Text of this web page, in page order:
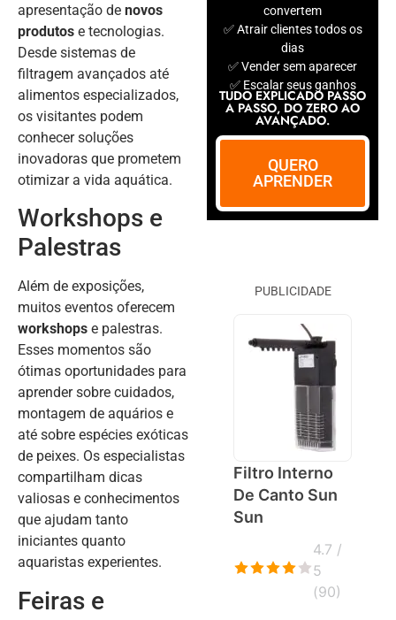
apresentação de novos
produtos e tecnologias.
Desde sistemas de
filtragem avançados até
alimentos especializados,
os visitantes podem
conhecer soluções
inovadoras que prometem
otimizar a vida aquática.
Workshops e
Palestras
Além de exposições,
muitos eventos oferecem
workshops e palestras.
Esses momentos são
ótimas oportunidades para
aprender sobre cuidados,
montagem de aquários e
até sobre espécies exóticas
de peixes. Os especialistas
compartilham dicas
valiosas e conhecimentos
que ajudam tanto
iniciantes quanto
aquaristas experientes.
Feiras e
convertem
✅ Atrair clientes todos os
dias
✅ Vender sem aparecer
✅ Escalar seus ganhos
TUDO EXPLICADO PASSO
A PASSO, DO ZERO AO
AVANÇADO.
QUERO
APRENDER
PUBLICIDADE
Filtro Interno
De Canto Sun
Sun
4.7 /
5
(90)